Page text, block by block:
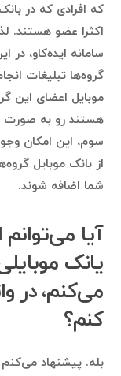
که افرادی که در
اکثرا عضو هستند.
سامانه ایده‌کاو،
گروه‌ها تبلیغات
موبایل اعضای این
هستند رو به صورت
سوم، این امکان
از بانک موبایل
شما اضافه شوند.
آیا می‌توانم
یانک
می‌کنم، در
کنم؟
بله. پیشنهاد